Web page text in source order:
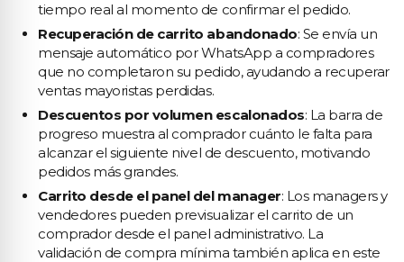
tiempo real al momento de confirmar el pedido.
Recuperación de carrito abandonado: Se envía un
mensaje automático por WhatsApp a compradores
que no completaron su pedido, ayudando a recuperar
ventas mayoristas perdidas.
Descuentos por volumen escalonados: La barra de
progreso muestra al comprador cuánto le falta para
alcanzar el siguiente nivel de descuento, motivando
pedidos más grandes.
Carrito desde el panel del manager: Los managers y
vendedores pueden previsualizar el carrito de un
comprador desde el panel administrativo. La
validación de compra mínima también aplica en este